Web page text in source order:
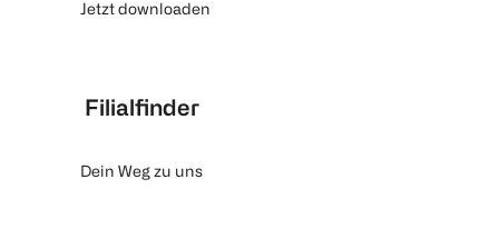
Jetzt downloaden
Filialfinder
Dein Weg zu uns